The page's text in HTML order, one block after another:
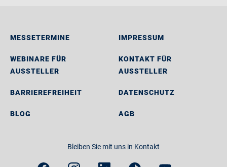
MESSETERMINE
WEBINARE FÜR
AUSSTELLER
BARRIEREFREIHEIT
BLOG
IMPRESSUM
KONTAKT FÜR
AUSSTELLER
DATENSCHUTZ
AGB
Bleiben Sie mit uns in Kontakt